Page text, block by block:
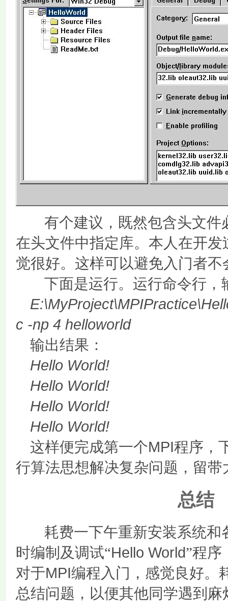
有个建议，既然包含头文件
在头文件中指定库。本人在开
觉很好。这样可以避免入门者不
下面是运行。运行命令行，
c -np 4 helloworld
输出结果：
Hello World!
Hello World!
Hello World!
Hello World!
这样便完成第一个MPI程序，
行算法思想解决复杂问题，留带
总结
耗费一下午重新安装系统和
时编制及调试“Hello World”程序
对于MPI编程入门，感觉良好。
总结问题，以便其他同学遇到